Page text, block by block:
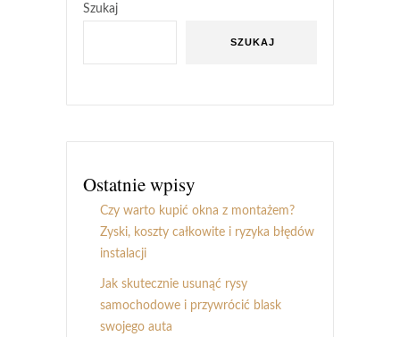
Szukaj
SZUKAJ
Ostatnie wpisy
Czy warto kupić okna z montażem?
Zyski, koszty całkowite i ryzyka błędów
instalacji
Jak skutecznie usunąć rysy
samochodowe i przywrócić blask
swojego auta